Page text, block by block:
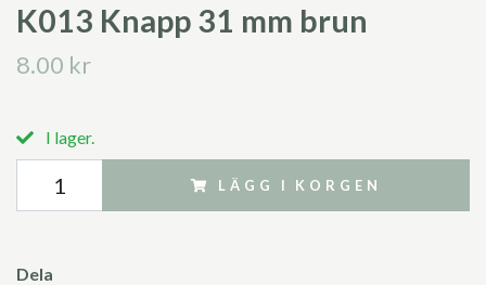
K013 Knapp 31 mm brun
8.00 kr
I lager.
LÄGG I KORGEN
Dela